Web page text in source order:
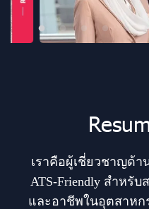
เราคือผู้เชี่ยวชาญด้า
ATS-Friendly สำหรั
และอาชีพใน อุตสาหก